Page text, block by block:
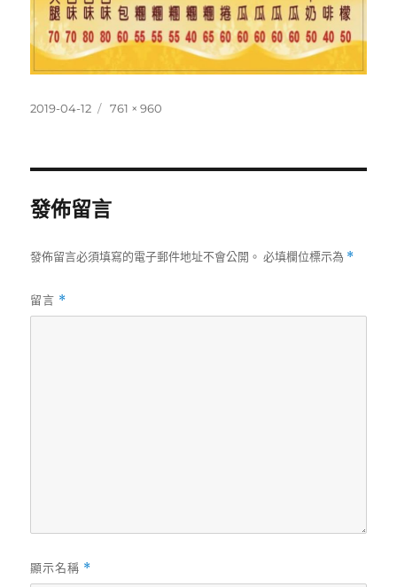
發
2019-04-12
完
761 × 960
發佈留言
發佈留言必須填寫的電子郵件地址不會公開。 必填欄位標示為 *
留言 *
顯示名稱 *